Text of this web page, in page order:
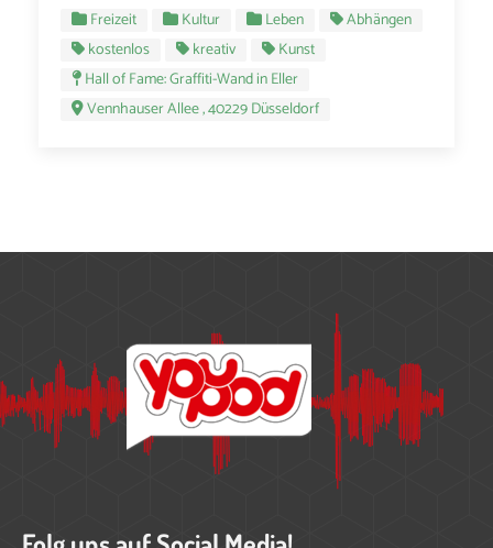
Freizeit Kultur Leben
Abhängen
kostenlos
kreativ
Kunst
Hall of Fame: Graffiti-Wand in Eller
Vennhauser Allee , 40229 Düsseldorf